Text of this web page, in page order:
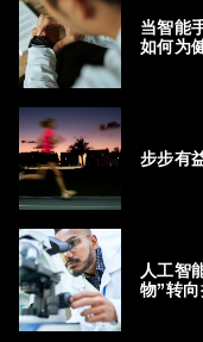
当智能
如何为
步步有
人工智
物”转